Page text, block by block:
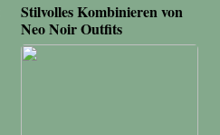
Stilvolles Kombinieren von
Neo Noir Outfits